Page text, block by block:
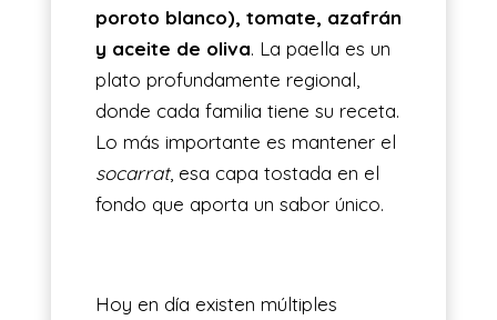
poroto blanco), tomate, azafrán
y aceite de oliva. La paella es un
plato profundamente regional,
donde cada familia tiene su receta.
Lo más importante es mantener el
socarrat, esa capa tostada en el
fondo que aporta un sabor único.
Hoy en día existen múltiples